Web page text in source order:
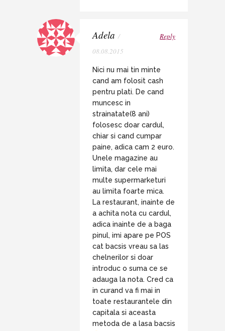
Adela /
08.08.2015
Reply
Nici nu mai tin minte
cand am folosit cash
pentru plati. De cand
muncesc in
strainatate(8 ani)
folosesc doar cardul,
chiar si cand cumpar
paine, adica cam 2 euro.
Unele magazine au
limita, dar cele mai
multe supermarketuri
au limita foarte mica.
La restaurant, inainte de
a achita nota cu cardul,
adica inainte de a baga
pinul, imi apare pe POS
cat bacsis vreau sa las
chelnerilor si doar
introduc o suma ce se
adauga la nota. Cred ca
in curand va fi mai in
toate restaurantele din
capitala si aceasta
metoda de a lasa bacsis